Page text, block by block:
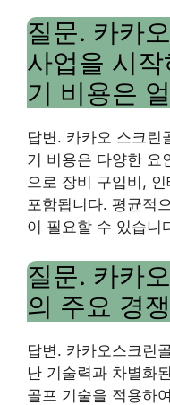
질문. 카카
사업을 시
기 비용은
답변. 카카오 스크린
기 비용은 다양한 요
으로 장비 구입비,
포함됩니다. 평균적
이 필요할 수 있습니
질문. 카카
의 주요 경
답변. 카카오스크린
난 기술력과 차별화
골프 기술을 적용하